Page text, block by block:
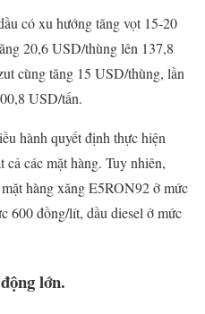
có xu hướng tăng vọt 15-20
20,6 USD/thùng lên 137,8
cùng tăng 15 USD/thùng, lần
USD/tấn.
hành quyết định thực hiện
các mặt hàng. Tuy nhiên,
hàng xăng E5RON92 ở mức
600 đồng/lít, dầu diesel ở mức
lớn.